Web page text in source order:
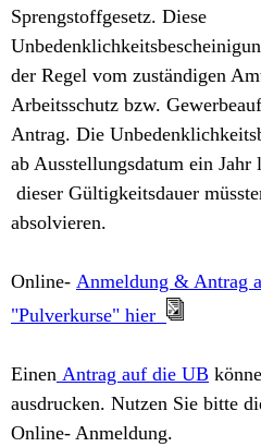
Sprengstoffgesetz. Diese
der Regel vom zuständigen
Arbeitsschutz bzw.
Antrag. Die
ab Ausstellungsdatum ein Jahr
dieser Gültigkeitsdauer
absolvieren.
Online- Anmeldung & Antrag
"Pulverkurse" hier
Einen Antrag auf die UB
ausdrucken. Nutzen Sie bitte
Online- Anmeldung.